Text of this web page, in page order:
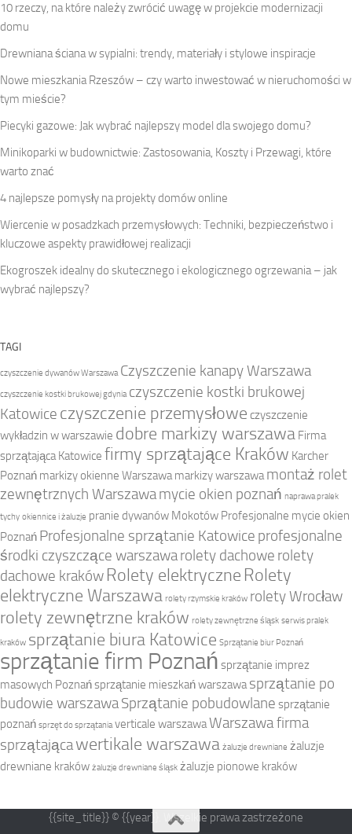
10 rzeczy, na które należy zwrócić uwagę w projekcie modernizacji
domu
Drewniana ściana w sypialni: trendy, materiały i stylowe inspiracje
Nowe mieszkania Rzeszów – czy warto inwestować w nieruchomości w
tym mieście?
Piecyki gazowe: Jak wybrać najlepszy model dla swojego domu?
Minikoparki w budownictwie: Zastosowania, Koszty i Przewagi, które
warto znać
4 najlepsze pomysły na projekty domów online
Wiercenie w posadzkach przemysłowych: Techniki, bezpieczeństwo i
kluczowe aspekty prawidłowej realizacji
Ekogroszek idealny do skutecznego i ekologicznego ogrzewania – jak
wybrać najlepszy?
TAGI
czyszczenie dywanów Warszawa Czyszczenie kanapy Warszawa
czyszczenie kostki brukowej gdynia czyszczenie kostki brukowej
Katowice czyszczenie przemysłowe czyszczenie
wykładzin w warszawie dobre markizy warszawa Firma
sprzątająca Katowice firmy sprzątające Kraków Karcher
Poznań markizy okienne Warszawa markizy warszawa montaż rolet
zewnętrznych Warszawamycie okien poznań naprawa pralek
tychy okiennice i żaluzje pranie dywanów Mokotów Profesjonalne mycie okien
Poznań Profesjonalne sprzątanie Katowice profesjonalne
środki czyszczące warszawarolety dachowe rolety
dachowe kraków Rolety elektryczne Rolety
elektryczne Warszawa rolety rzymskie kraków rolety Wrocław
rolety zewnętrzne kraków rolety zewnętrzne śląsk serwis pralek
kraków sprzątanie biura Katowice Sprzątanie biur Poznań
sprzątanie firm Poznań sprzątanie imprez
masowych Poznańsprzątanie mieszkań warszawa sprzątanie po
budowie warszawaSprzątanie pobudowlane sprzątanie
poznań sprzęt do sprzątania verticale warszawaWarszawa firma
sprzątającawertikale warszawa żaluzje drewniane żaluzje
drewniane kraków żaluzje drewniane śląsk żaluzje pionowe kraków
{{site_title}} © {{year}}. Wszelkie prawa zastrzeżone